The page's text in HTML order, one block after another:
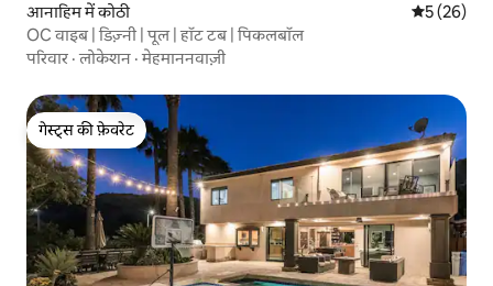
आनाहिम में कोठी औसत रेटिंग
5 (26)
OC वाइब | डिज़्नी | पूल | हॉट टब | पिकलबॉल
परिवार ·लोकेशन ·मेहमाननवाज़ी
गेस्ट्स की फ़ेवरेट
गेस्ट्स की फ़ेवरेट